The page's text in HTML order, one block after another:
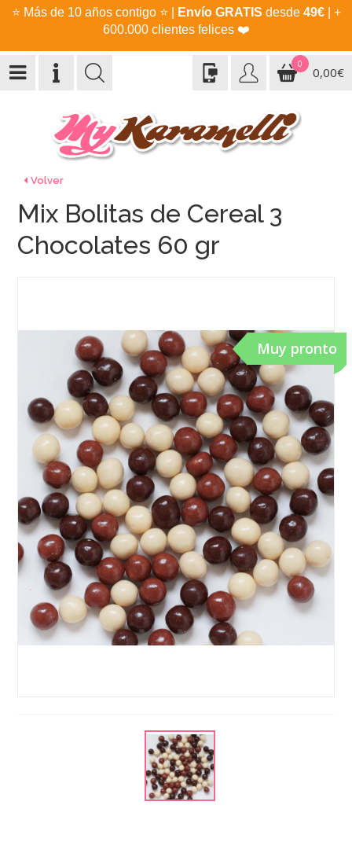
⭐ Más de 10 años contigo ⭐ Envío GRATIS desde 49€| +
600.000 clientes felices ❤️
0
0,00€
Volver
Muy pronto
Mix Bolitas de Cereal 3
Chocolates 60 gr